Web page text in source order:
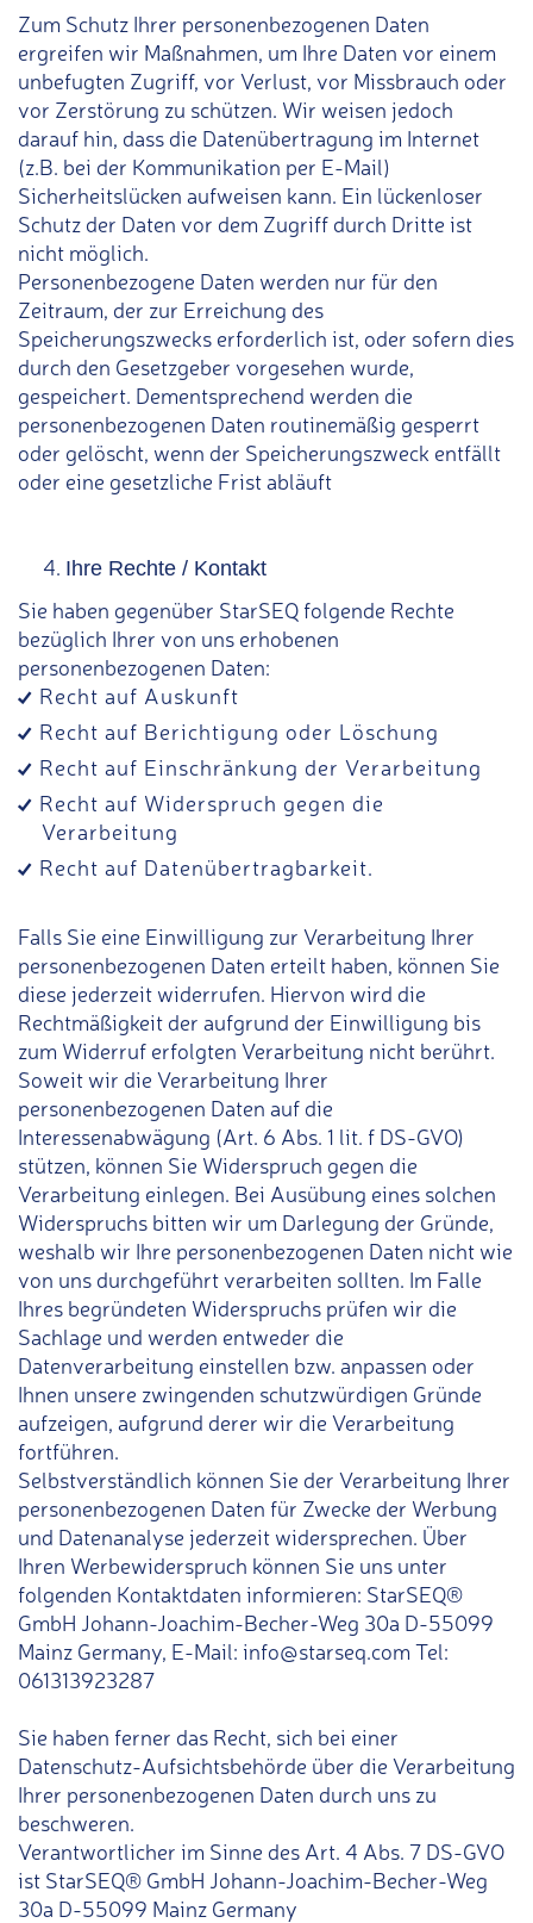
Zum Schutz Ihrer personenbezogenen Daten
ergreifen wir Maßnahmen, um Ihre Daten vor einem
unbefugten Zugriff, vor Verlust, vor Missbrauch oder
vor Zerstörung zu schützen. Wir weisen jedoch
darauf hin, dass die Datenübertragung im Internet
(z.B. bei der Kommunikation per E-Mail)
Sicherheitslücken aufweisen kann. Ein lückenloser
Schutz der Daten vor dem Zugriff durch Dritte ist
nicht möglich.
Personenbezogene Daten werden nur für den
Zeitraum, der zur Erreichung des
Speicherungszwecks erforderlich ist, oder sofern dies
durch den Gesetzgeber vorgesehen wurde,
gespeichert. Dementsprechend werden die
personenbezogenen Daten routinemäßig gesperrt
oder gelöscht, wenn der Speicherungszweck entfällt
oder eine gesetzliche Frist abläuft
Ihre Rechte / Kontakt
Sie haben gegenüber StarSEQ folgende Rechte
bezüglich Ihrer von uns erhobenen
personenbezogenen Daten:
Recht auf Auskunft
Recht auf Berichtigung oder Löschung
Recht auf Einschränkung der Verarbeitung
Recht auf Widerspruch gegen die
Verarbeitung
Recht auf Datenübertragbarkeit.
Falls Sie eine Einwilligung zur Verarbeitung Ihrer
personenbezogenen Daten erteilt haben, können Sie
diese jederzeit widerrufen. Hiervon wird die
Rechtmäßigkeit der aufgrund der Einwilligung bis
zum Widerruf erfolgten Verarbeitung nicht berührt.
Soweit wir die Verarbeitung Ihrer
personenbezogenen Daten auf die
Interessenabwägung (Art. 6 Abs. 1 lit. f DS-GVO)
stützen, können Sie Widerspruch gegen die
Verarbeitung einlegen. Bei Ausübung eines solchen
Widerspruchs bitten wir um Darlegung der Gründe,
weshalb wir Ihre personenbezogenen Daten nicht wie
von uns durchgeführt verarbeiten sollten. Im Falle
Ihres begründeten Widerspruchs prüfen wir die
Sachlage und werden entweder die
Datenverarbeitung einstellen bzw. anpassen oder
Ihnen unsere zwingenden schutzwürdigen Gründe
aufzeigen, aufgrund derer wir die Verarbeitung
fortführen.
Selbstverständlich können Sie der Verarbeitung Ihrer
personenbezogenen Daten für Zwecke der Werbung
und Datenanalyse jederzeit widersprechen. Über
Ihren Werbewiderspruch können Sie uns unter
folgenden Kontaktdaten informieren: StarSEQ®
GmbH Johann-Joachim-Becher-Weg 30a D-55099
Mainz Germany, E-Mail: info@starseq.com Tel:
061313923287
Sie haben ferner das Recht, sich bei einer
Datenschutz-Aufsichtsbehörde über die Verarbeitung
Ihrer personenbezogenen Daten durch uns zu
beschweren.
Verantwortlicher im Sinne des Art. 4 Abs. 7 DS-GVO
ist StarSEQ® GmbH Johann-Joachim-Becher-Weg
30a D-55099 Mainz Germany